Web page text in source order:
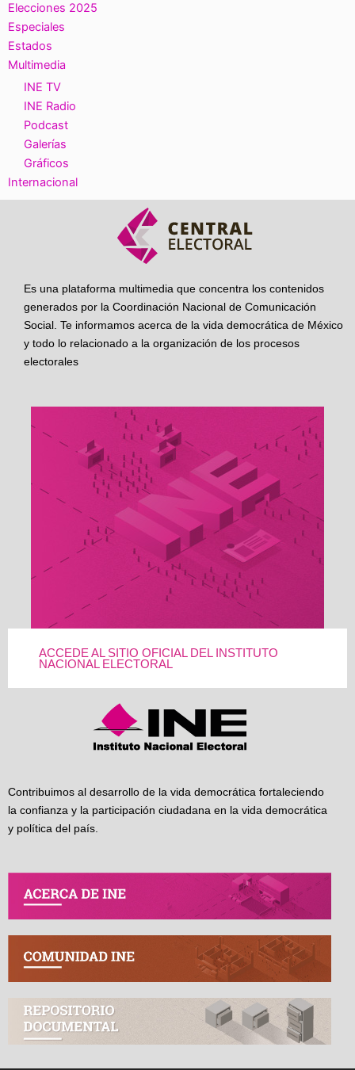
Elecciones 2025
Especiales
Estados
Multimedia
INE TV
INE Radio
Podcast
Galerías
Gráficos
Internacional
Es una plataforma multimedia que concentra los contenidos
generados por la Coordinación Nacional de Comunicación
Social. Te informamos acerca de la vida democrática de México
y todo lo relacionado a la organización de los procesos
electorales
ACCEDE AL SITIO OFICIAL DEL INSTITUTO
NACIONAL ELECTORAL
Contribuimos al desarrollo de la vida democrática fortaleciendo
la confianza y la participación ciudadana en la vida democrática
y política del país.